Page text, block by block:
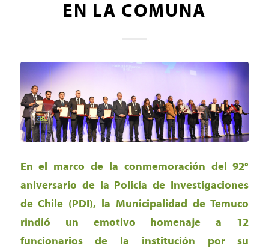
EN LA COMUNA
En el marco de la conmemoración del 92°
aniversario de la Policía de Investigaciones
de Chile (PDI), la Municipalidad de Temuco
rindió un emotivo homenaje a 12
funcionarios de la institución por su